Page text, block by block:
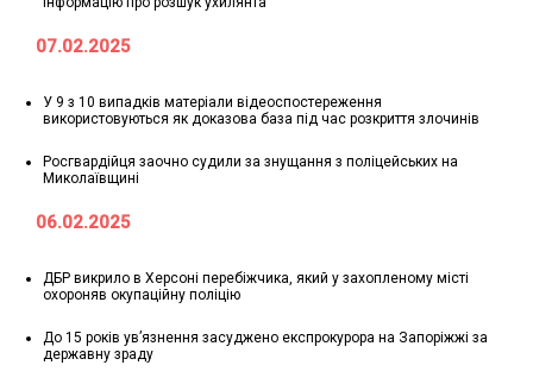
07.02.2025
У 9 з 10 випадків матеріали відеоспостереження
використовуються як доказова база під час розкриття злочинів
Росгвардійця заочно судили за знущання з поліцейських на
Миколаївщині
06.02.2025
ДБР викрило в Херсоні перебіжчика, який у захопленому місті
охороняв окупаційну поліцію
До 15 років ув’язнення засуджено експрокурора на Запоріжжі за
державну зраду